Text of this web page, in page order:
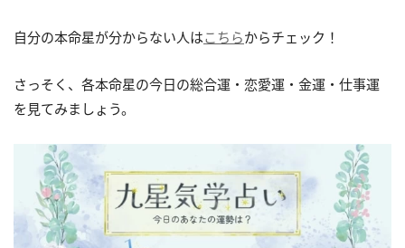
自分の本命星が分からない人はこちらからチェック！
さっそく、各本命星の今日の総合運・恋愛運・金運・仕事運
を見てみましょう。